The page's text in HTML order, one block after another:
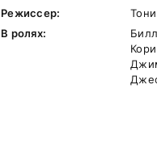
Режиссер:
В ролях: